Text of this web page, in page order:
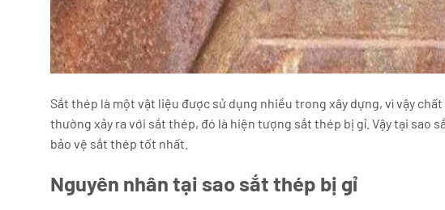
Sắt thép là một vật liệu được sử dụng nhiều trong xây dựng, vì vậy
thường xảy ra với sắt thép, đó là hiện tượng sắt thép bị gỉ. Vậy tại sao
bảo vệ sắt thép tốt nhất.
Nguyên nhân tại sao sắt thép bị gỉ